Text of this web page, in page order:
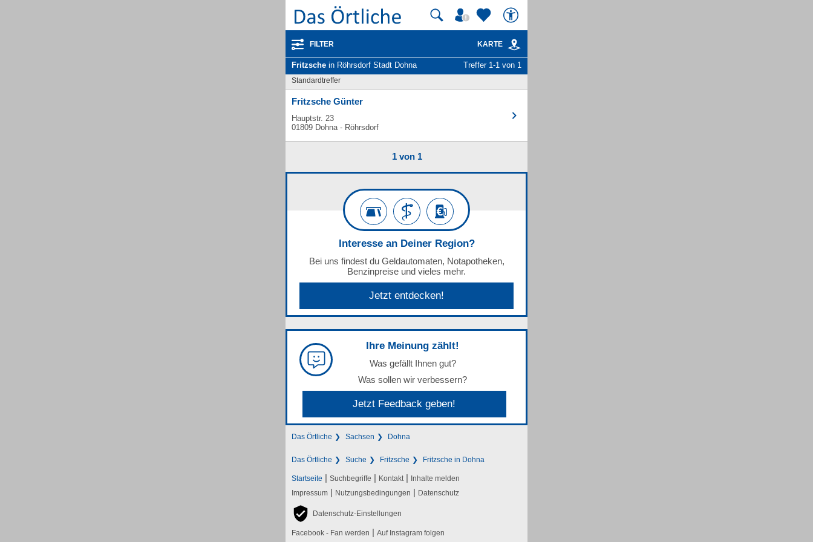
FILTER KARTE
Fritzsche in Röhrsdorf Stadt Dohna Treffer 1-1 von 1
Standardtreffer
Fritzsche Günter
Hauptstr. 23
01809 Dohna - Röhrsdorf
1 von 1
Interesse an Deiner Region?
Bei uns findest du Geldautomaten, Notapotheken,
Benzinpreise und vieles mehr.
Jetzt entdecken!
Ihre Meinung zählt!
Was gefällt Ihnen gut?
Was sollen wir verbessern?
Jetzt Feedback geben!
Das Örtliche Sachsen Dohna
Das Örtliche Suche Fritzsche Fritzsche in Dohna
Startseite | Suchbegriffe | Kontakt | Inhalte melden
Impressum | Nutzungsbedingungen | Datenschutz
Datenschutz-Einstellungen
Facebook - Fan werden | Auf Instagram folgen